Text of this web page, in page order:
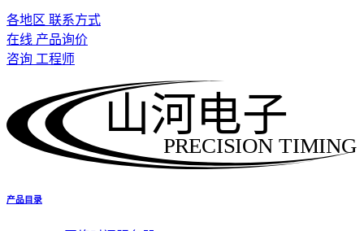
各地区 联系方式
在线 产品询价
咨询 工程师
PRECISION TIMING
山河电子
产品目录